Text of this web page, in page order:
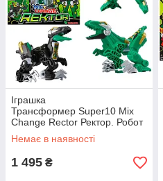
Іграшка
Трансформер Super10 Mix
Change Rector Ректор. Робот
або 2 динозаври Original
Young Toys
Немає в наявності
1 495 ₴